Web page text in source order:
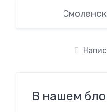
В нашем